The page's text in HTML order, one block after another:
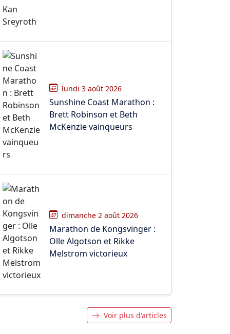
lundi 3 août 2026
Sunshine Coast Marathon :
Brett Robinson et Beth
McKenzie vainqueurs
dimanche 2 août 2026
Marathon de Kongsvinger :
Olle Algotson et Rikke
Melstrom victorieux
Voir plus d'articles